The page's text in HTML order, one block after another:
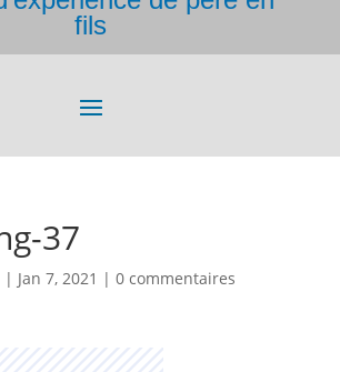
fils
37
| Jan 7, 2021 | 0 commentaires